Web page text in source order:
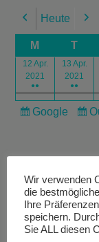
Previous
Heute Next
M T
12 Apr.
2021
●●
13 Apr.
2021
●●
Subscribe
Google
Wir verwenden
die
Ihre
speichern.
Sie ALL diesen